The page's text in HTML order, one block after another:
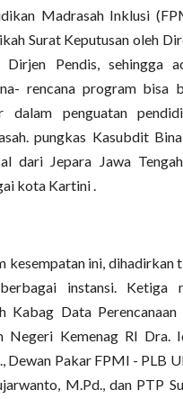
Madrasah Inklusi
Surat Keputusan oleh
Dirjen Pendis, sehingga
rencana program bisa
dalam penguatan
pungkas Kasubdit
dari Jepara Jawa
kota Kartini .
kesempatan ini, dihadirkan
instansi. Ketiga
Kabag Data Perencanaan
Negeri Kemenag RI Dra.
Dewan Pakar FPMI - PLB
M.Pd., dan PTP